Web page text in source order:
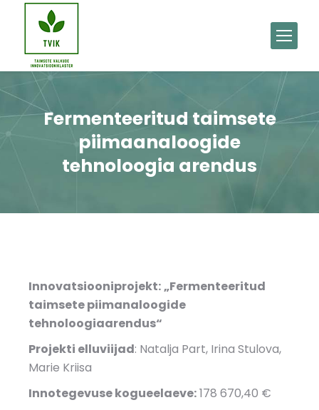
Fermenteeritud taimsete
piimaanaloogide
tehnoloogia arendus
Innovatsiooniprojekt:„Fermenteeritud
taimsete piimanaloogide
tehnoloogiaarendus“
Projekti elluviijad: Natalja Part, Irina Stulova,
Marie Kriisa
Innotegevuse kogueelaeve:178 670,40 €